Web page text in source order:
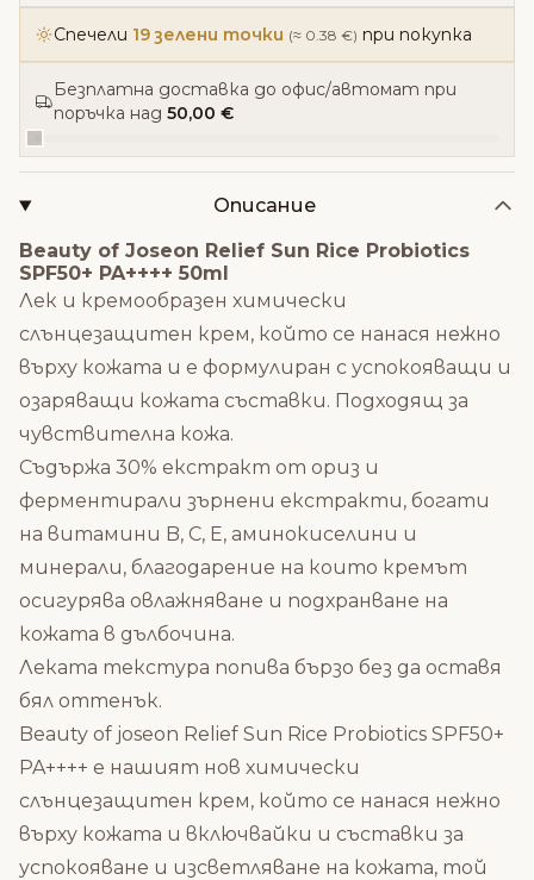
Спечели 19 зелени точки (≈ 0.38 €) при покупка
Безплатна доставка до офис/автомат при
поръчка над 50,00 €
Описание
Beauty of Joseon Relief Sun Rice Probiotics
SPF50+ PA++++ 50ml
Лек и кремообразен химически
слънцезащитен крем, който се нанася нежно
върху кожата и е формулиран с успокояващи и
озаряващи кожата съставки. Подходящ за
чувствителна кожа.
Съдържа 30% екстракт от ориз и
ферментирали зърнени екстракти, богати
на витамини B, C, E, аминокиселини и
минерали, благодарение на които кремът
осигурява овлажняване и подхранване на
кожата в дълбочина.
Леката текстура попива бързо без да оставя
бял оттенък.
Beauty of joseon Relief Sun Rice Probiotics SPF50+
PA++++ е нашият нов химически
слънцезащитен крем, който се нанася нежно
върху кожата и включвайки и съставки за
успокояване и изсветляване на кожата, той